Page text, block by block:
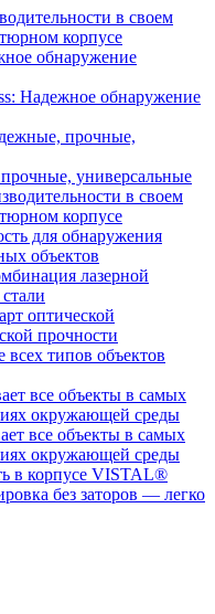
в своем
корпусе
обнаружение
Надежное обнаружение
прочные,
универсальные
в своем
корпусе
для обнаружения
объектов
лазерной
оптической
прочности
типов объектов
все объекты в самых
окружающей среды
все объекты в самых
окружающей среды
в корпусе VISTAL®
без заторов — легко